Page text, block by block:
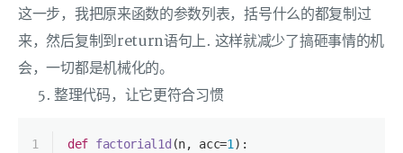
这一步，我把原来函数的参数列表，括号什么的都复制过
来，然后复制到return语句上. 这样就减少了搞砸事情的机
会，一切都是机械化的。
整理代码，让它更符合习惯
1
def factorial1d (n, acc=1 ):